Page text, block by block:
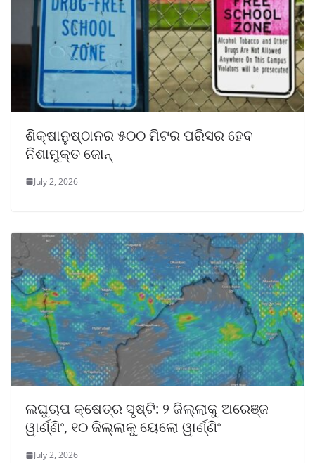
ଶିକ୍ଷାନୁଷ୍ଠାନର ୫୦୦ ମିଟର ପରିସର ହେବ
ନିଶାମୁକ୍ତ ଜୋନ୍
July 2, 2026
ଲଘୁଚାପ କ୍ଷେତ୍ର ସୃଷ୍ଟି: ୨ ଜିଲ୍ଲାକୁ ଅରେଞ୍ଜ
ୱାର୍ଣ୍ଣିଂ, ୧୦ ଜିଲ୍ଲାକୁ ୟେଲୋ ୱାର୍ଣ୍ଣିଂ
July 2, 2026